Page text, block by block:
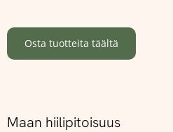
Osta tuotteita täältä
Maan hiilipitoisuus